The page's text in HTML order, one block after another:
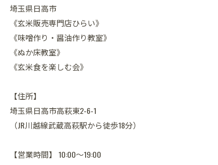
埼玉県日高市
《玄米販売専門店ひらい》
《味噌作り・醤油作り教室》
《ぬか床教室》
《玄米食を楽しむ会》
【住所】
埼玉県日高市高萩東2-6-1
（JR川越線武蔵高萩駅から徒歩18分）
【営業時間】 10:00～19:00